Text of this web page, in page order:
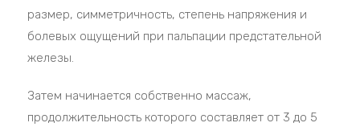
размер, симметричность, степень напряжения и
болевых ощущений при пальпации предстательной
железы.
Затем начинается собственно массаж,
продолжительность которого составляет от 3 до 5